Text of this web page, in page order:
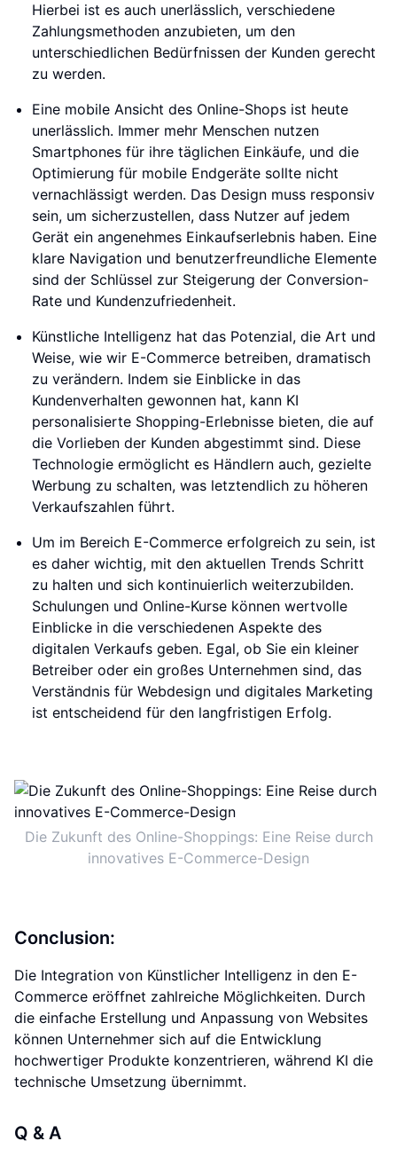
Hierbei ist es auch unerlässlich, verschiedene
Zahlungsmethoden anzubieten, um den
unterschiedlichen Bedürfnissen der Kunden gerecht
zu werden.
Eine mobile Ansicht des Online-Shops ist heute
unerlässlich. Immer mehr Menschen nutzen
Smartphones für ihre täglichen Einkäufe, und die
Optimierung für mobile Endgeräte sollte nicht
vernachlässigt werden. Das Design muss responsiv
sein, um sicherzustellen, dass Nutzer auf jedem
Gerät ein angenehmes Einkaufserlebnis haben. Eine
klare Navigation und benutzerfreundliche Elemente
sind der Schlüssel zur Steigerung der Conversion-
Rate und Kundenzufriedenheit.
Künstliche Intelligenz hat das Potenzial, die Art und
Weise, wie wir E-Commerce betreiben, dramatisch
zu verändern. Indem sie Einblicke in das
Kundenverhalten gewonnen hat, kann KI
personalisierte Shopping-Erlebnisse bieten, die auf
die Vorlieben der Kunden abgestimmt sind. Diese
Technologie ermöglicht es Händlern auch, gezielte
Werbung zu schalten, was letztendlich zu höheren
Verkaufszahlen führt.
Um im Bereich E-Commerce erfolgreich zu sein, ist
es daher wichtig, mit den aktuellen Trends Schritt
zu halten und sich kontinuierlich weiterzubilden.
Schulungen und Online-Kurse können wertvolle
Einblicke in die verschiedenen Aspekte des
digitalen Verkaufs geben. Egal, ob Sie ein kleiner
Betreiber oder ein großes Unternehmen sind, das
Verständnis für Webdesign und digitales Marketing
ist entscheidend für den langfristigen Erfolg.
Die Zukunft des Online-Shoppings: Eine Reise durch
innovatives E-Commerce-Design
Conclusion:
Die Integration von Künstlicher Intelligenz in den E-
Commerce eröffnet zahlreiche Möglichkeiten. Durch
die einfache Erstellung und Anpassung von Websites
können Unternehmer sich auf die Entwicklung
hochwertiger Produkte konzentrieren, während KI die
technische Umsetzung übernimmt.
Q & A